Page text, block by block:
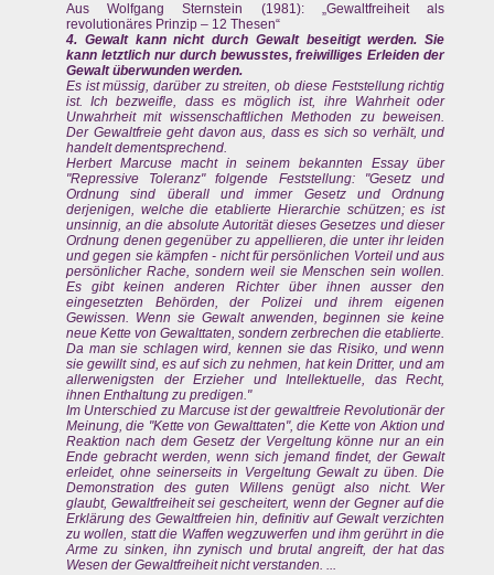
Aus Wolfgang Sternstein (1981): „Gewaltfreiheit als
revolutionäres Prinzip – 12 Thesen“
4. Gewalt kann nicht durch Gewalt beseitigt werden. Sie
kann letztlich nur durch bewusstes, freiwilliges Erleiden der
Gewalt überwunden werden.
Es ist müssig, darüber zu streiten, ob diese Feststellung richtig
ist. Ich bezweifle, dass es möglich ist, ihre Wahrheit oder
Unwahrheit mit wissenschaftlichen Methoden zu beweisen.
Der Gewaltfreie geht davon aus, dass es sich so verhält, und
handelt dementsprechend.
Herbert Marcuse macht in seinem bekannten Essay über
"Repressive Toleranz" folgende Feststellung: "Gesetz und
Ordnung sind überall und immer Gesetz und Ordnung
derjenigen, welche die etablierte Hierarchie schützen; es ist
unsinnig, an die absolute Autorität dieses Gesetzes und dieser
Ordnung denen gegenüber zu appellieren, die unter ihr leiden
und gegen sie kämpfen - nicht für persönlichen Vorteil und aus
persönlicher Rache, sondern weil sie Menschen sein wollen.
Es gibt keinen anderen Richter über ihnen ausser den
eingesetzten Behörden, der Polizei und ihrem eigenen
Gewissen. Wenn sie Gewalt anwenden, beginnen sie keine
neue Kette von Gewalttaten, sondern zerbrechen die etablierte.
Da man sie schlagen wird, kennen sie das Risiko, und wenn
sie gewillt sind, es auf sich zu nehmen, hat kein Dritter, und am
allerwenigsten der Erzieher und Intellektuelle, das Recht,
ihnen Enthaltung zu predigen."
Im Unterschied zu Marcuse ist der gewaltfreie Revolutionär der
Meinung, die "Kette von Gewalttaten", die Kette von Aktion und
Reaktion nach dem Gesetz der Vergeltung könne nur an ein
Ende gebracht werden, wenn sich jemand findet, der Gewalt
erleidet, ohne seinerseits in Vergeltung Gewalt zu üben. Die
Demonstration des guten Willens genügt also nicht. Wer
glaubt, Gewaltfreiheit sei gescheitert, wenn der Gegner auf die
Erklärung des Gewaltfreien hin, definitiv auf Gewalt verzichten
zu wollen, statt die Waffen wegzuwerfen und ihm gerührt in die
Arme zu sinken, ihn zynisch und brutal angreift, der hat das
Wesen der Gewaltfreiheit nicht verstanden. ...